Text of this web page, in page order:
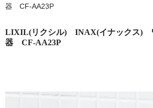
商品一覧
浴室用シャワー水栓
器 CF-AA23P
LIXIL(リクシル) INAX(イナックス)
器 CF-AA23P